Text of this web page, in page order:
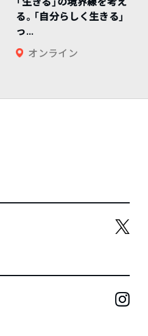
る。「自分らしく生きる」
っ...
オンライン